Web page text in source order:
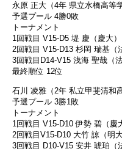
永原 正大（4年 県立水橋高等
予選プール 4勝0敗
トーナメント
1回戦目 V15-D5 堤 慶（慶大）
2回戦目 V15-D13 杉岡 瑞基（
3回戦目D14-V15 浅海 聖哉（法
最終順位 12位
石川 凌雅（2年 私立甲斐清和
予選プール 3勝1敗
トーナメント
1回戦目 V15-D10 伊勢 碧（慶
2回戦目V15-D10 大竹 諒（明大
3回戦目 D10-V15 安井 琥珀（